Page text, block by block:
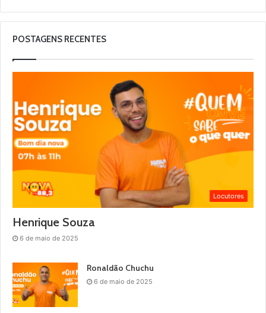
POSTAGENS RECENTES
Locutores
Henrique Souza
6 de maio de 2025
Ronaldão Chuchu
6 de maio de 2025